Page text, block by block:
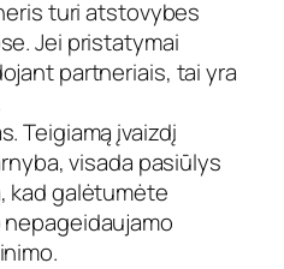
turi atstovybes
Jei pristatymai
partneriais, tai yra
Teigiamą įvaizdį
visada pasiūlys
kad galėtumėte